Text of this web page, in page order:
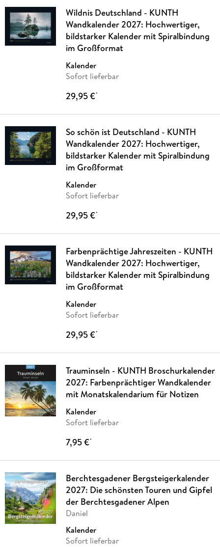
Wildnis Deutschland - KUNTH
Wandkalender 2027: Hochwertiger,
bildstarker Kalender mit Spiralbindung
im Großformat
Kalender
Sofort lieferbar
29,95 €*
So schön ist Deutschland - KUNTH
Wandkalender 2027: Hochwertiger,
bildstarker Kalender mit Spiralbindung
im Großformat
Kalender
Sofort lieferbar
29,95 €*
Farbenprächtige Jahreszeiten - KUNTH
Wandkalender 2027: Hochwertiger,
bildstarker Kalender mit Spiralbindung
im Großformat
Kalender
Sofort lieferbar
29,95 €*
Trauminseln - KUNTH Broschurkalender
2027: Farbenprächtiger Wandkalender
mit Monatskalendarium für Notizen
Kalender
Sofort lieferbar
7,95 €*
Berchtesgadener Bergsteigerkalender
2027: Die schönsten Touren und Gipfel
der Berchtesgadener Alpen
Daniel
Kalender
Sofort lieferbar